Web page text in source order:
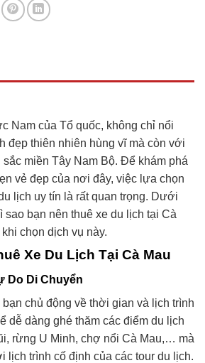
Nam của Tổ quốc, không chỉ nổi
đẹp thiên nhiên hùng vĩ mà còn với
miền Tây Nam Bộ. Để khám phá
vẻ đẹp của nơi đây, việc lựa chọn
lịch uy tín là rất quan trọng. Dưới
sao bạn nên thuê xe du lịch tại Cà
chọn dịch vụ này.
Xe Du Lịch Tại Cà Mau
Do Di Chuyển
chủ động về thời gian và lịch trình
dễ dàng ghé thăm các điểm du lịch
rừng U Minh, chợ nổi Cà Mau,… mà
lịch trình cố định của các tour du lịch.